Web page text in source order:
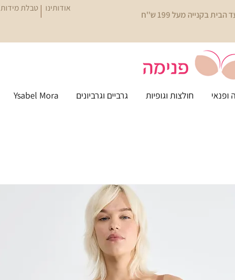
טבלת מידות אודותינו
בקנייה מעל 199 ש''ח
ופנאי חולצות וגופיות גרביים וגרביונים Ysabel Mora